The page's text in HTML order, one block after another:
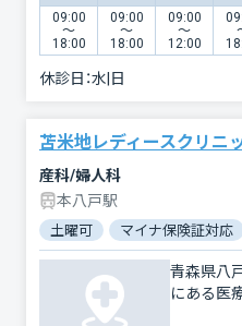
09:00
〜
18:00
09:00
〜
18:00
09:00
〜
12:00
休診日：水|日
苫米地レディースクリニ
産科/婦人科
本八戸駅
土曜可 マイナ保険証対応
青森県八
にある医